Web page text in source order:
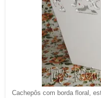
Cachepôs com borda floral,